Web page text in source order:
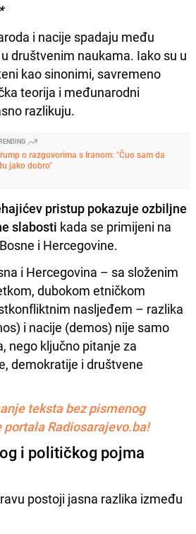
i nacije spadaju među
društvenim naukama. Iako su u
kao sinonimi, savremeno
teorija i međunarodni
razlikuju.
o razgovorima s Iranom: "Čuo sam da
jako dobro"
pristup pokazuje ozbiljne
slabosti kada se primijeni na
i Hercegovine.
i Hercegovina – sa složenim
dubokom etničkom
nasljeđem – razlika
i nacije (demos) nije samo
nego ključno pitanje za
demokratije i društvene
teksta bez pismenog
Radiosarajevo.ba!
i političkog pojma
postoji jasna razlika između